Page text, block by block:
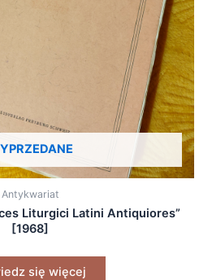
Antykwariat
Liturgici Latini Antiquiores”
[1968]
się więcej